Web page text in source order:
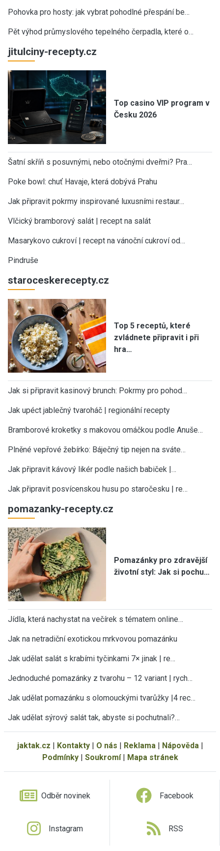
Pohovka pro hosty: jak vybrat pohodlné přespání be…
Pět výhod průmyslového tepelného čerpadla, které o…
jitulciny-recepty.cz
Top casino VIP program v
Česku 2026
Šatní skříň s posuvnými, nebo otočnými dveřmi? Pra…
Poke bowl: chuť Havaje, která dobývá Prahu
Jak připravit pokrmy inspirované luxusními restaur…
Vlčický bramborový salát | recept na salát
Masarykovo cukroví | recept na vánoční cukroví od…
Pindruše
staroceskerecepty.cz
Top 5 receptů, které
zvládnete připravit i při
hra…
Jak si připravit kasinový brunch: Pokrmy pro pohod…
Jak upéct jablečný tvaroháč | regionální recepty
Bramborové kroketky s makovou omáčkou podle Anuše…
Plněné vepřové žebírko: Báječný tip nejen na sváte…
Jak připravit kávový likér podle našich babiček |…
Jak připravit posvícenskou husu po staročesku | re…
pomazanky-recepty.cz
Pomazánky pro zdravější
životní styl: Jak si pochu…
Jídla, která nachystat na večírek s tématem online…
Jak na netradiční exotickou mrkvovou pomazánku
Jak udělat salát s krabími tyčinkami 7× jinak | re…
Jednoduché pomazánky z tvarohu – 12 variant | rych…
Jak udělat pomazánku s olomouckými tvarůžky |4 rec…
Jak udělat sýrový salát tak, abyste si pochutnali?…
jaktak.cz | Kontakty| O nás | Reklama| Nápověda|
Podmínky| Soukromí| Mapa stránek
Odběr novinek Facebook
Instagram RSS